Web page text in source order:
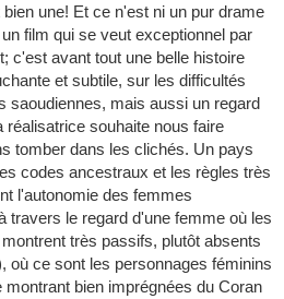
une! Et ce n'est ni un pur drame
film qui se veut exceptionnel par
c'est avant tout une belle histoire
et subtile, sur les difficultés
saoudiennes, mais aussi un regard
réalisatrice souhaite nous faire
tomber dans les clichés. Un pays
codes ancestraux et les règles très
l'autonomie des femmes
travers le regard d'une femme où les
très passifs, plutôt absents
où ce sont les personnages féminins
bien imprégnées du Coran